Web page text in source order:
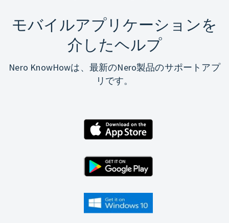
モバイルアプリケーションを
介したヘルプ
Nero KnowHowは、最新のNero製品のサポートアプ
リです。